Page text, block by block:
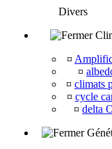
Divers
¤
¤
¤ climats
¤ cycle
¤ delta